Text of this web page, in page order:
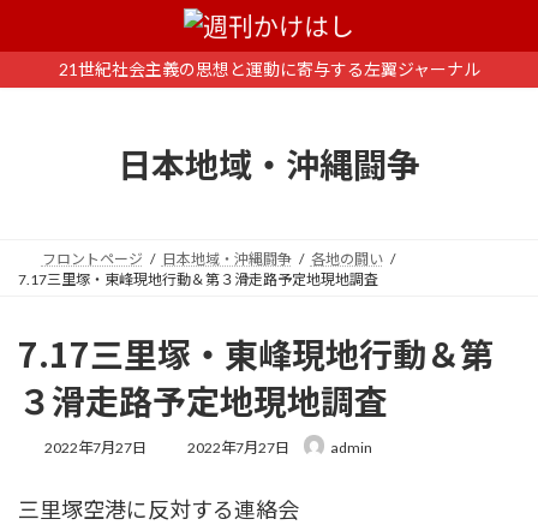
ン
ー
21世紀社会主義の思想と運動に寄与する左翼ジャーナル
日本地域・沖縄闘争
フロントページ 日本地域・沖縄闘争
各地の闘い
7.17三里塚・東峰現地行動＆第３滑走路予定地現地調査
7.17三里塚・東峰現地行動＆第
３滑走路予定地現地調査
2022年7月27日
最
新
2022年7月27日 admin
三里塚空港に反対する連絡会